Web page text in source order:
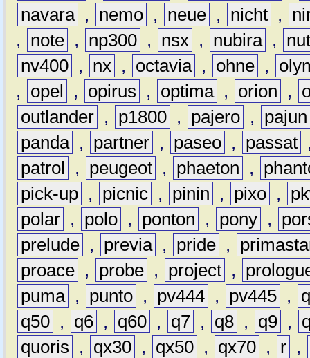
navara , nemo , neue , nicht ,
,
note , np300 , nsx , nubira ,
nv400 , nx , octavia , ohne ,
,
opel , opirus , optima , orion ,
outlander , p1800 , pajero ,
pajun
panda , partner , paseo , passat
patrol
, peugeot , phaeton ,
pick-up , picnic , pinin , pixo ,
polar , polo , ponton , pony ,
prelude , previa , pride ,
proace , probe , project ,
puma , punto , pv444 , pv445 ,
q50 , q6 , q60 , q7 , q8 , q9 ,
quoris
, qx30 , qx50 , qx70 , r ,